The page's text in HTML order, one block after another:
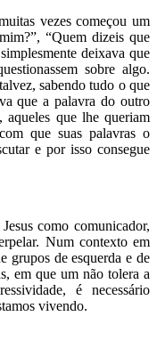
vezes começou um
“Quem dizeis que
deixava que
sobre algo.
sabendo tudo o que
que a palavra do outro
aqueles que lhe queriam
que suas palavras o
e por isso consegue
como comunicador,
Num contexto em
grupos de esquerda e de
em que um não tolera a
é necessário
vivendo.